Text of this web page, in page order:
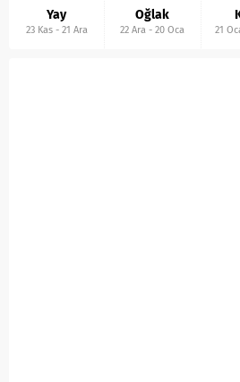
Yay
23 Kas- 21 Ara
Oğlak
22 Ara -20 Oca 21